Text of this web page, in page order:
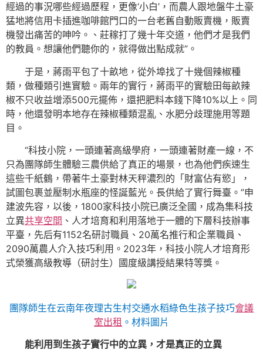
經過的事況哪些經過歷程，更像‘小白’，而農人跟地盤牛土豪
猛地將信用卡插進咖啡館門口的一台老舊自動販賣機，販賣
機發出痛苦的呻吟。、莊稼打了幾十年交道，他們才是我們
的教員。想讓他們聽你的，就得做出點成就”。
于是，蔣雨平包了十畝地，從外埠找了十幾個辣椒種
類，做種類引進實驗。兩年的實行，蔣雨平的實驗田每畝辣
椒不只收益增添500元擺佈，還把肥料本錢下降10%以上。同
時，他還發明本地存在辣椒種類混亂、水肥分歧理施用等題
目。
“科技小院，一頭連著高級學府，一頭連著財產一線，不
只為團隊師生體驗三農供給了真正的場景，也為他們疾速生
這些千紙鶴，帶著牛土豪對林天秤濃烈的「財富佔有慾」，
試圖包裹並壓制水瓶座的怪誕藍光。長供給了實行舞臺。”申
建波先容，以後，1800家科技小院已廣泛全國，成為集科技
立異共享空間 、人才培育和利用落地于一體的下層科技辦事
平臺，先后有1152名研討職員、20萬名推行和企業職員、
2090萬農人介入技巧利用。2023年，科技小院人才培育形
式榮獲高級教導（研討生）國度級講授結果特等獎。
團隊師生在云南年夜理古生村交通水稻綠色生孩子技巧會議
室出租 。材料圖片
能利用到生孩子實行中的立異，才是真正的立異